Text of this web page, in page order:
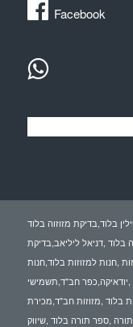
Facebook
בלוד,בדיקת מזוזוה בלוד
בלוד ,דניאל ליליאב,בדיקת
,חנות למזוזות בלוד,חנות
,יודאיקה,כפר חב"ד,תשמישי
בלוד ,מזוזות חב"ד,מכירת
,ספר תורה בלוד ,שיווק